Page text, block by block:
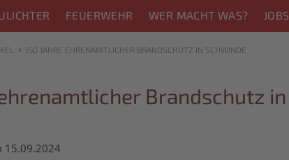
FEUERWEHR WER MACHT WAS? JOBS
› 150 JAHRE EHRENAMTLICHER BRANDSCHUTZ IN SCHWINDE
Brandschutz in
15.09.2024